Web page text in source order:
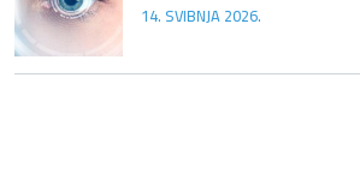
14. SVIBNJA 2026.